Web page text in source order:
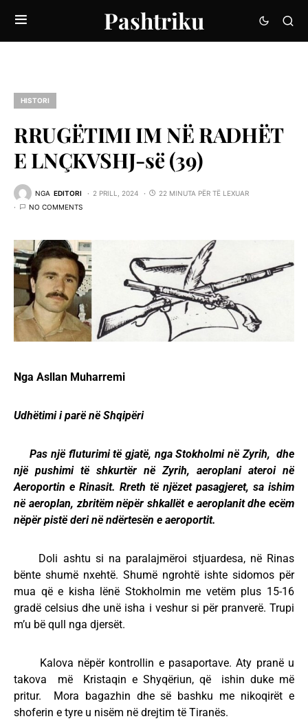
Pashtriku
HISTORI
RRUGËTIMI IM NË RADHËT
E LNÇKVSHJ-së (39)
NGA EDITORI 2 PRILL, 2024
22 MINUTA PËR TË LEXUAR
NO COMMENTS
Nga Asllan Muharremi
Udhëtimi i parë në Shqipëri
Pas një fluturimi të gjatë, nga Stokholmi në Zyrih, dhe
një pushimi të shkurtër në Zyrih, aeroplani ateroi në
Aeroportin e Rinasit. Rreth të njëzet pasagjeret, sa ishim
në aeroplan, zbritëm nëpër shkallët e aeroplanit dhe ecëm
nëpër pistë deri në ndërtesën e aeroportit.
Doli ashtu si na paralajmëroi stjuardesa, në Rinas
bënte shumë nxehtë. Shumë ngrohtë ishte sidomos për
mua që e kisha lënë Stokholmin me vetëm plus 15-16
gradë celsius dhe unë isha i veshur si për pranverë. Trupi
m’u bë qull nga djersët.
Kalova nëpër kontrollin e pasaportave. Aty pranë u
takova më Kristaqin e Shyqëriun, që ishin duke më
pritur. Mora bagazhin dhe së bashku me nikoqirët e
shoferin e tyre u nisëm në drejtim të Tiranës.